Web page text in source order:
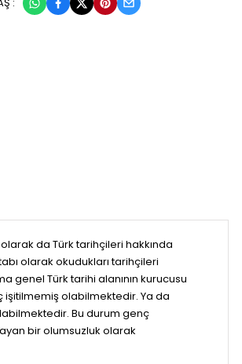
da Türk tarihçileri hakkında
olarak okudukları tarihçileri
genel Türk tarihi alanının kurucusu
işitilmemiş olabilmektedir. Ya da
Bu durum genç
bir olumsuzluk olarak